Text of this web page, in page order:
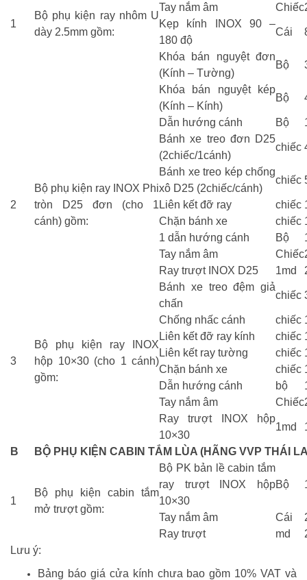
1
Bộ phụ kiện ray nhôm U
dày 2.5mm gồm:
Tay nắm âm
Chiếc
Kẹp kính INOX 90 –
180 độ
Cái
Khóa bán nguyệt đơn
(Kính – Tường)
Bộ
Khóa bán nguyệt kép
(Kính – Kính)
Bộ
Dẫn hướng cánh Bộ
2
Bộ phụ kiện ray INOX Phi
tròn D25 đơn (cho 1
cánh) gồm:
Bánh xe treo đơn D25
(2chiếc/1cánh)
chiếc
Bánh xe treo kép chống
xô D25 (2chiếc/cánh)
chiếc
Liên kết đỡ ray chiếc
Chặn bánh xe
chiếc
1 dẫn hướng cánh
Bộ
Tay nắm âm
Chiếc
Ray trượt INOX D25
1md
3
Bộ phụ kiện ray INOX
hộp 10×30 (cho 1 cánh)
gồm:
Bánh xe treo đệm giả
chấn
chiếc
Chống nhấc cánh chiếc
Liên kết đỡ ray kính
chiếc
Liên kết ray tường
chiếc
Chặn bánh xe
chiếc
Dẫn hướng cánh
bộ
Tay nắm âm
Chiếc
Ray trượt INOX hộp
10×30
1md
B BỘ PHỤ KIỆN CABIN TẮM LÙA (HÃNG VVP THÁI
1
Bộ phụ kiện cabin tắm
mở trượt gồm:
Bộ PK bản lề cabin tắm
ray trượt INOX hộp
10×30
Bộ
Tay nắm âm Cái
Ray trượt
md
Lưu ý:
Bảng báo giá cửa kính chưa bao gồm 10% VAT và